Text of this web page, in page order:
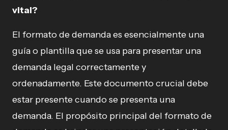
vital?
El formato de demanda es esencialmente una
guía o plantilla que se usa para presentar una
demanda legal correctamente y
ordenadamente. Este documento crucial debe
estar presente cuando se presenta una
demanda. El propósito principal del formato de